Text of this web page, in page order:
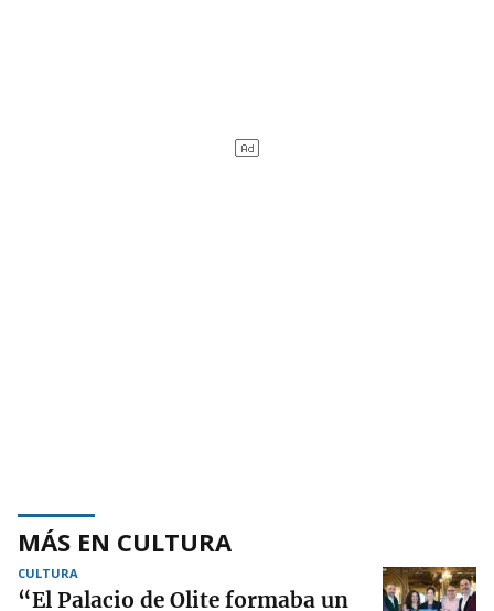
MÁS EN CULTURA
CULTURA
“El Palacio de Olite formaba un